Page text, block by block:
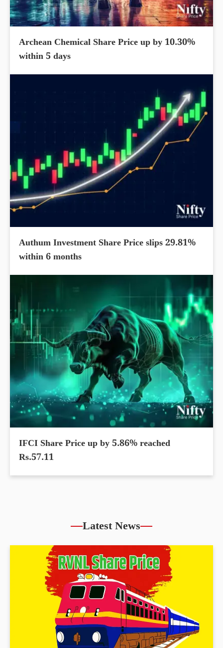
Archean Chemical Share Price up by 10.30%
within 5 days
Authum Investment Share Price slips 29.81%
within 6 months
IFCI Share Price up by 5.86% reached
Rs.57.11
Latest News